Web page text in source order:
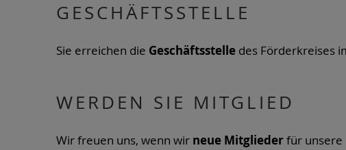
GESCHÄFTSSTELLE
Sie erreichen die Geschäftsstelle des Förderkreises
WERDEN SIE MITGLIED
Wir freuen uns, wenn wir neue Mitgliederfür unsere